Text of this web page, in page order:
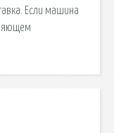
Если машина